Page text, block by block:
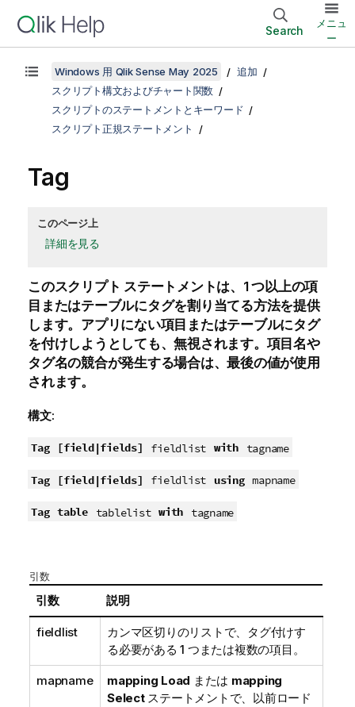
Search
メニュ
ー
Windows 用 Qlik Sense May 2025
追加
スクリプト構文およびチャート関数
スクリプトのステートメントとキーワード
スクリプト正規ステートメント
Tag
このページ上
詳細を見る
このスクリプト ステートメントは、1 つ以上の項
目またはテーブルにタグを割り当てる方法を提供
します。アプリにない項目またはテーブルにタグ
を付けしようとしても、無視されます。項目名や
タグ名の競合が発生する場合は、最後の値が使用
されます。
構文:
Tag [field|fields] fieldlist with tagname
Tag [field|fields] fieldlist using mapname
Tag table tablelist with tagname
引数
引数 説明
fieldlist
カンマ区切りのリストで、タグ付けす
る必要がある 1 つまたは複数の項目。
mapname mapping Load または mapping
Selectステートメントで、以前ロード